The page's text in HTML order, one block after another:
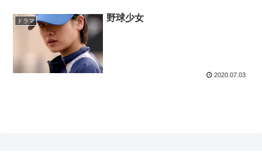
ドラマ 野球少女
2020.07.03